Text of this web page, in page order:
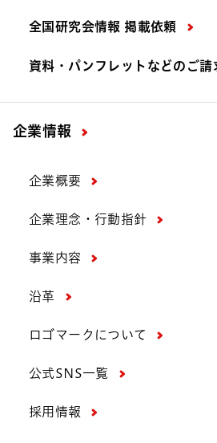
全国研究会情報 掲載依頼
資料・パンフレットなどの ご請
企業情報
企業概要
企業理念・行動指針
事業内容
沿革
ロゴマークについて
公式SNS一覧
採用情報